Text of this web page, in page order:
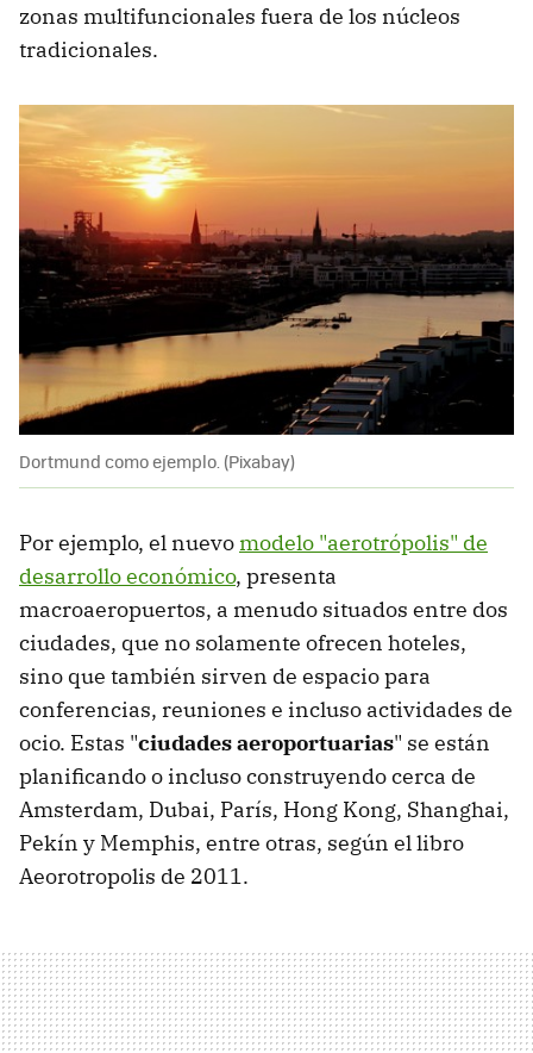
zonas multifuncionales fuera de los núcleos
tradicionales.
Dortmund como ejemplo. (Pixabay)
Por ejemplo, el nuevomodelo "aerotrópolis" de
desarrollo económico, presenta
macroaeropuertos, a menudo situados entre dos
ciudades, que no solamente ofrecen hoteles,
sino que también sirven de espacio para
conferencias, reuniones e incluso actividades de
ocio. Estas "ciudades aeroportuarias" se están
planificando o incluso construyendo cerca de
Amsterdam, Dubai, París, Hong Kong, Shanghai,
Pekín y Memphis, entre otras, según el libro
Aeorotropolis de 2011.